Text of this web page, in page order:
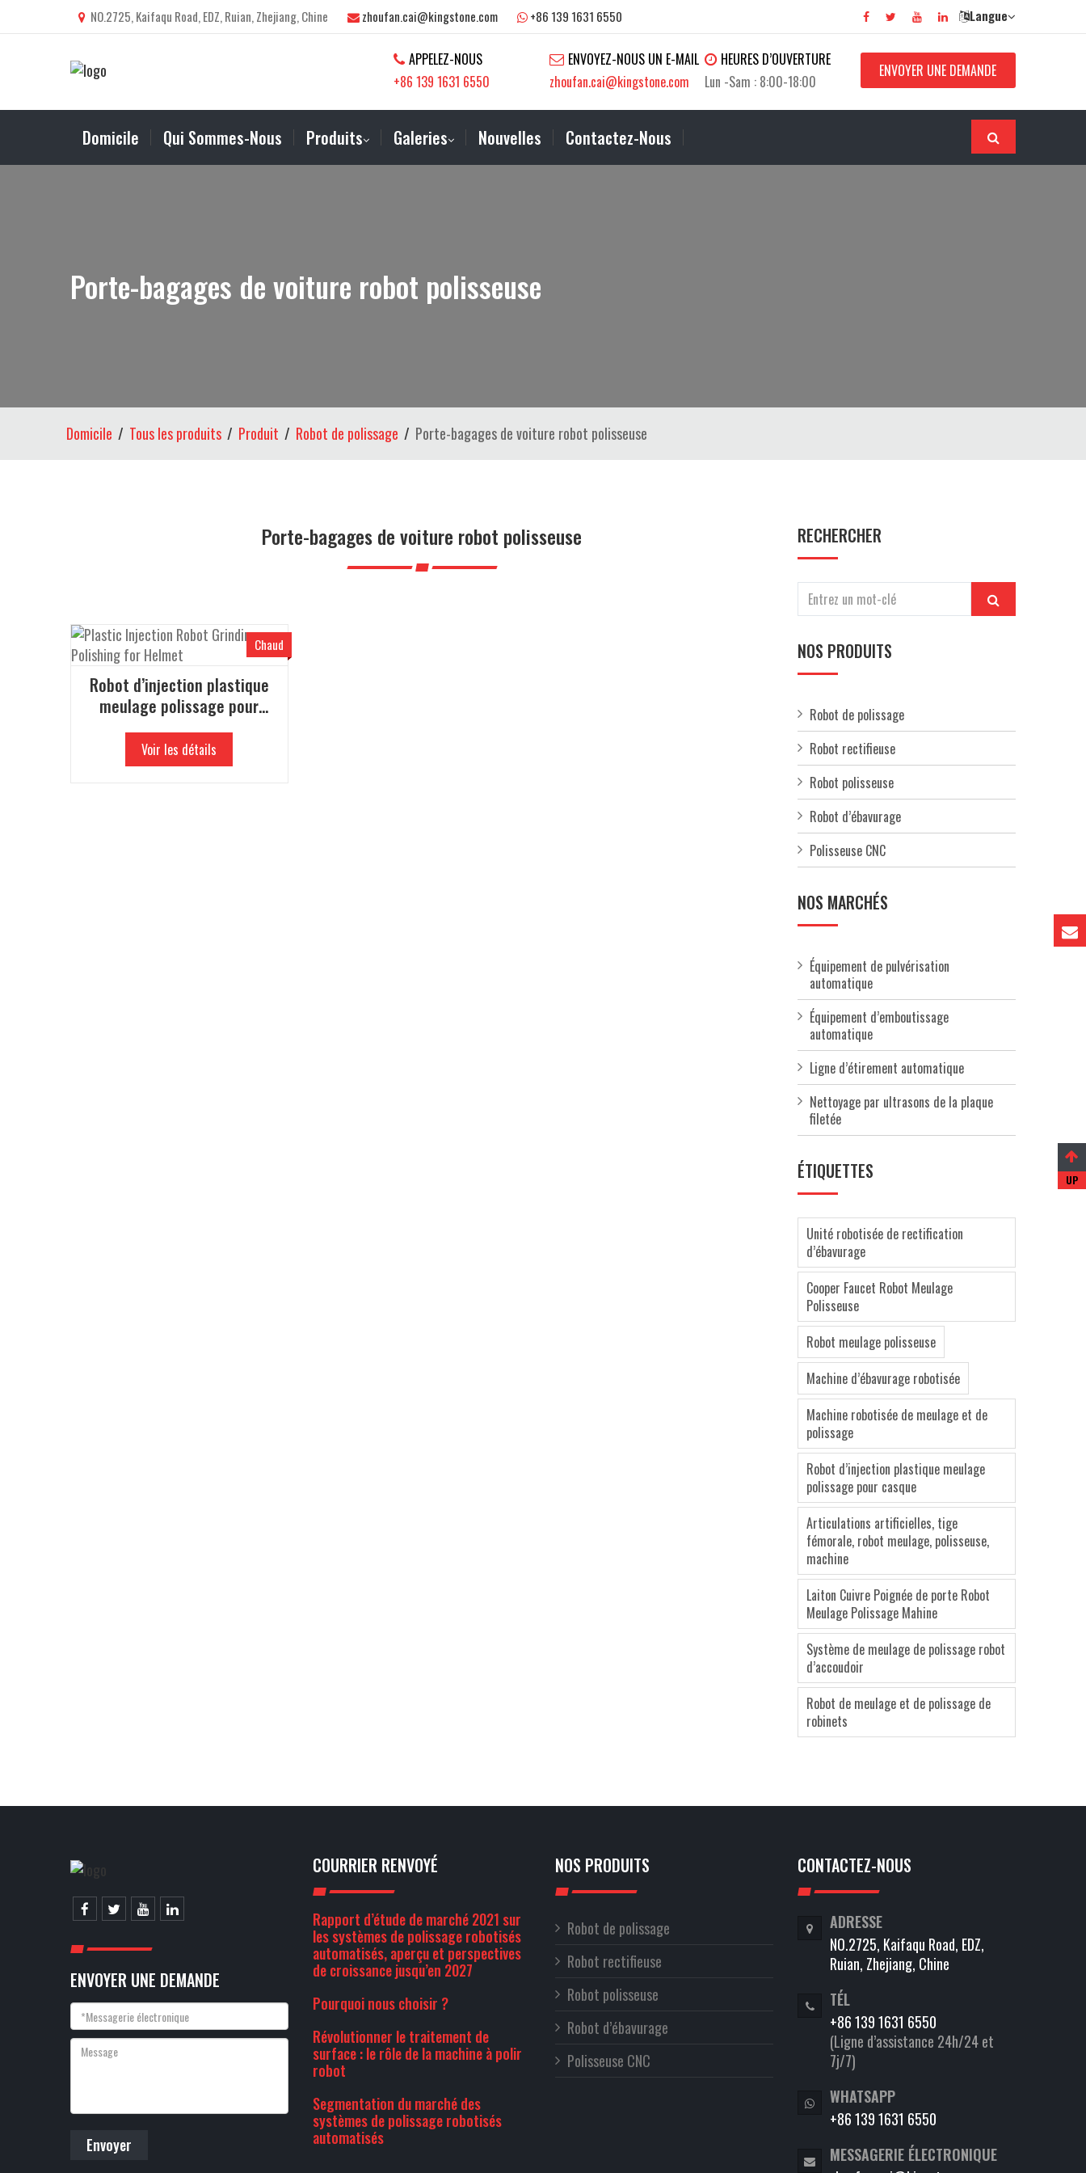
NO.2725, Kaifaqu Road, EDZ, Ruian, Zhejiang, Chine zhoufan.cai@kingstone.com +86 139 1631 6550 Langue
APPELEZ-NOUS
+86 139 1631 6550
ENVOYEZ-NOUS UN E-MAIL
zhoufan.cai@kingstone.com
HEURES D’OUVERTURE
Lun -Sam : 8:00-18:00
ENVOYER UNE DEMANDE
Domicile Qui Sommes-Nous Produits Galeries Nouvelles Contactez-Nous
Porte-bagages de voiture robot polisseuse
Domicile Tous les produits Produit Robot de polissage Porte-bagages de voiture robot polisseuse
Porte-bagages de voiture robot polisseuse
Robot d’injection plastique
meulage polissage pour
casque
Voir les détails
Chaud
RECHERCHER
NOS PRODUITS
Robot de polissage
Robot rectifieuse
Robot polisseuse
Robot d’ébavurage
Polisseuse CNC
NOS MARCHÉS
Équipement de pulvérisation
automatique
Équipement d’emboutissage
automatique
Ligne d’étirement automatique
Nettoyage par ultrasons de la plaque
filetée
ÉTIQUETTES
Unité robotisée de rectification
d’ébavurage
Cooper Faucet Robot Meulage
Polisseuse
Robot meulage polisseuse
Machine d’ébavurage robotisée
Machine robotisée de meulage et de
polissage
Robot d’injection plastique meulage
polissage pour casque
Articulations artificielles, tige
fémorale, robot meulage, polisseuse,
machine
Laiton Cuivre Poignée de porte Robot
Meulage Polissage Mahine
Système de meulage de polissage robot
d’accoudoir
Robot de meulage et de polissage de
robinets
ENVOYER UNE DEMANDE
Envoyer
COURRIER RENVOYÉ
Rapport d’étude de marché 2021 sur
les systèmes de polissage robotisés
automatisés, aperçu et perspectives
de croissance jusqu’en 2027
Pourquoi nous choisir ?
Révolutionner le traitement de
surface : le rôle de la machine à polir
robot
Segmentation du marché des
systèmes de polissage robotisés
automatisés
NOS PRODUITS
Robot de polissage
Robot rectifieuse
Robot polisseuse
Robot d’ébavurage
Polisseuse CNC
CONTACTEZ-NOUS
ADRESSE
NO.2725, Kaifaqu Road, EDZ,
Ruian, Zhejiang, Chine
TÉL
+86 139 1631 6550
(Ligne d’assistance 24h/24 et
7j/7)
WHATSAPP
+86 139 1631 6550
MESSAGERIE ÉLECTRONIQUE